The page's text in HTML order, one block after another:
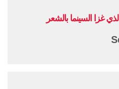
غزا السينما بالشعر